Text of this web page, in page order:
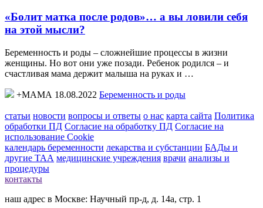
«Болит матка после родов»… а вы ловили себя
на этой мысли?
Беременность и роды – сложнейшие процессы в жизни
женщины. Но вот они уже позади. Ребенок родился – и
счастливая мама держит малыша на руках и …
+МАМА 18.08.2022 Беременность и роды
статьи новости вопросы и ответы о нас карта сайта Политика
обработки ПД Согласие на обработку ПД Согласие на
использование Cookie
календарь беременности лекарства и субстанции БАДы и
другие ТАА медицинские учреждения врачи анализы и
процедуры
контакты
наш адрес в Москве: Научный пр-д, д. 14а, стр. 1